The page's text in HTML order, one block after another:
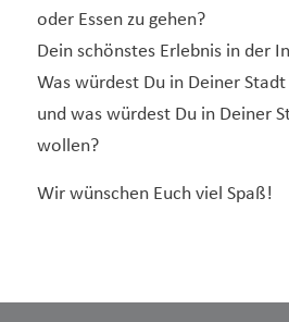
oder Essen zu gehen?
Dein schönstes Erlebnis in der
Was würdest Du in Deiner
und was würdest Du in Deiner
wollen?
Wir wünschen Euch viel Spaß!